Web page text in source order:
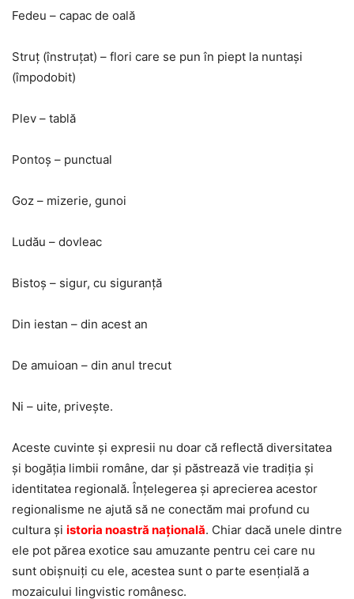
Fedeu – capac de oală
Struţ (înstruţat) – flori care se pun în piept la nuntaşi
(împodobit)
Plev – tablă
Pontoş – punctual
Goz – mizerie, gunoi
Ludău – dovleac
Bistoş – sigur, cu siguranţă
Din iestan – din acest an
De amuioan – din anul trecut
Ni – uite, priveşte.
Aceste cuvinte și expresii nu doar că reflectă diversitatea
și bogăția limbii române, dar și păstrează vie tradiția și
identitatea regională. Înțelegerea și aprecierea acestor
regionalisme ne ajută să ne conectăm mai profund cu
cultura și istoria noastră națională. Chiar dacă unele dintre
ele pot părea exotice sau amuzante pentru cei care nu
sunt obișnuiți cu ele, acestea sunt o parte esențială a
mozaicului lingvistic românesc.